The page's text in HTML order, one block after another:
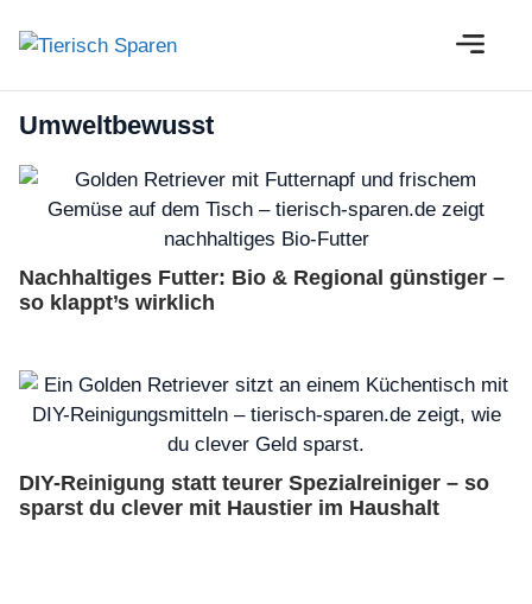
Inhalt
Umweltbewusst
Nachhaltiges Futter: Bio & Regional günstiger –
so klappt’s wirklich
DIY-Reinigung statt teurer Spezialreiniger – so
sparst du clever mit Haustier im Haushalt